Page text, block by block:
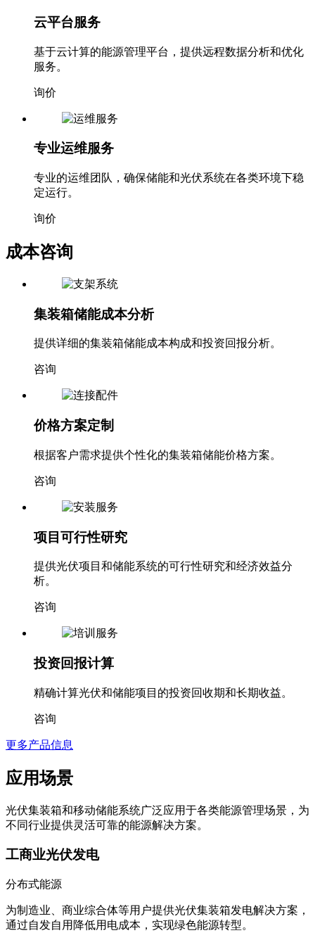
云平台服务
基于云计算的能源管理平台，提供远程数据分析和优化
服务。
询价
专业运维服务
专业的运维团队，确保储能和光伏系统在各类环境下稳
定运行。
询价
成本咨询
集装箱储能成本分析
提供详细的集装箱储能成本构成和投资回报分析。
咨询
价格方案定制
根据客户需求提供个性化的集装箱储能价格方案。
咨询
项目可行性研究
提供光伏项目和储能系统的可行性研究和经济效益分
析。
咨询
投资回报计算
精确计算光伏和储能项目的投资回收期和长期收益。
咨询
更多产品信息
应用场景
光伏集装箱和移动储能系统广泛应用于各类能源管理场景，为
不同行业提供灵活可靠的能源解决方案。
工商业光伏发电
分布式能源
为制造业、商业综合体等用户提供光伏集装箱发电解决方案，
通过自发自用降低用电成本，实现绿色能源转型。